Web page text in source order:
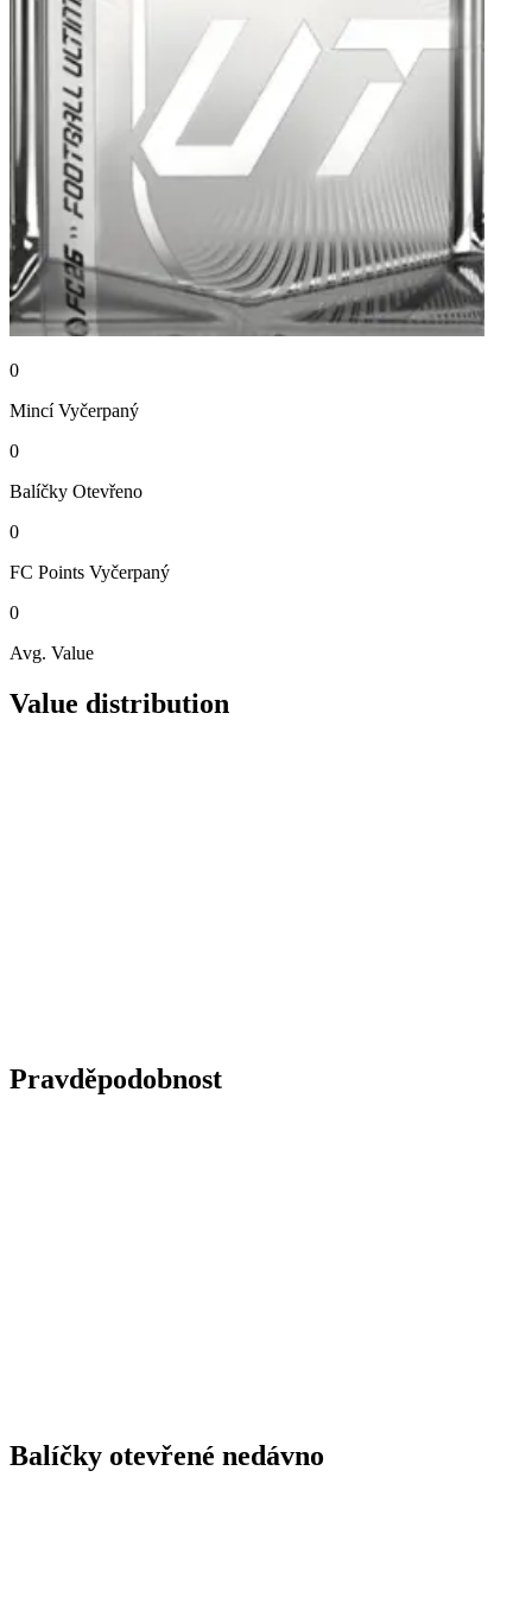
0
Mincí Vyčerpaný
0
Balíčky Otevřeno
0
FC Points Vyčerpaný
0
Avg. Value
Value distribution
Pravděpodobnost
Balíčky otevřené nedávno